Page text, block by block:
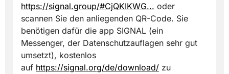
https://signal.group/#CjQKIKWG... oder
scannen Sie den anliegenden QR-Code. Sie
benötigen dafür die app SIGNAL (ein
Messenger, der Datenschutzauflagen sehr gut
umsetzt), kostenlos
auf https://signal.org/de/download/ zu